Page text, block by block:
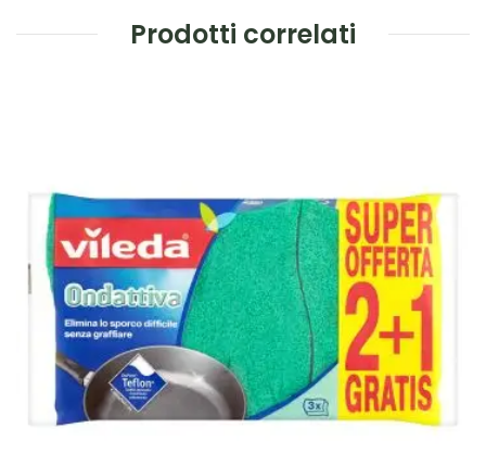
Prodotti correlati